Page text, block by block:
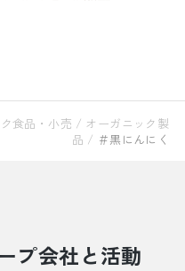
食品・小売 / オーガニック製
品 / ＃黒にんにく
プ会社と活動